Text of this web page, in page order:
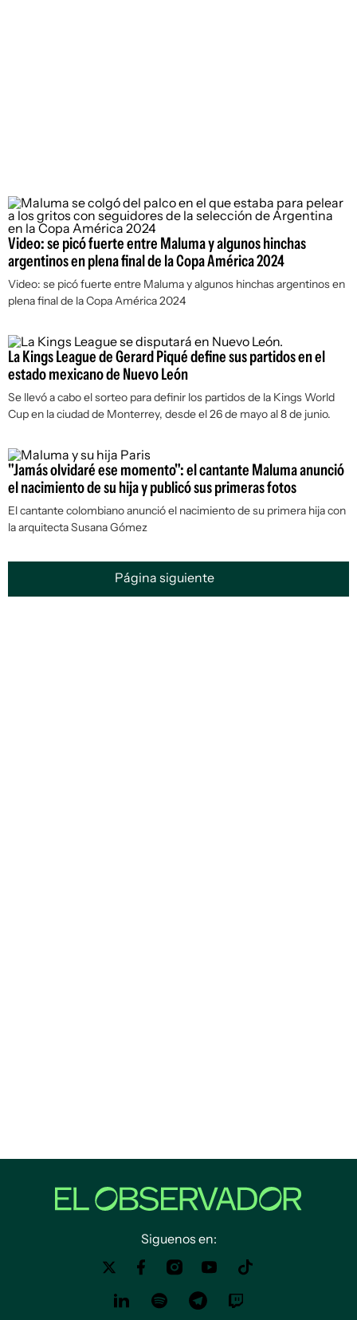
Video: se picó fuerte entre Maluma y algunos hinchas
argentinos en plena final de la Copa América 2024
Video: se picó fuerte entre Maluma y algunos hinchas argentinos en
plena final de la Copa América 2024
La Kings League de Gerard Piqué define sus partidos en el
estado mexicano de Nuevo León
Se llevó a cabo el sorteo para definir los partidos de la Kings World
Cup en la ciudad de Monterrey, desde el 26 de mayo al 8 de junio.
"Jamás olvidaré ese momento": el cantante Maluma anunció
el nacimiento de su hija y publicó sus primeras fotos
El cantante colombiano anunció el nacimiento de su primera hija con
la arquitecta Susana Gómez
Página siguiente
Siguenos en: